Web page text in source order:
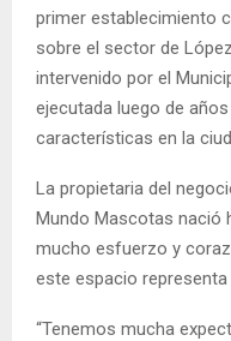
primer establecimiento
sobre el sector de
intervenido por el
ejecutada luego de
características en la
La propietaria del
Mundo Mascotas nació
mucho esfuerzo y
este espacio
“Tenemos mucha